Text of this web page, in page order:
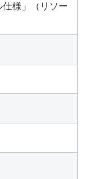
様」（リソー